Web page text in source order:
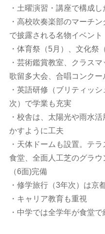
・土曜演習・講座で構成
・高校吹奏楽部のマーチ
で披露される名物イベント
・体育祭（5月）、文化祭
・芸術鑑賞教室、クラス
歌留多大会、合唱コンク
・英語研修（ブリティッ
次）で学業も充実
・校舎は、太陽光や雨水
かすように工夫
・天体ドームも設置。テ
食堂、全面人工芝のグラ
（6面)完備
・修学旅行（3年次）は京
・キャリア教育も重視
・中学では全学年が食堂で